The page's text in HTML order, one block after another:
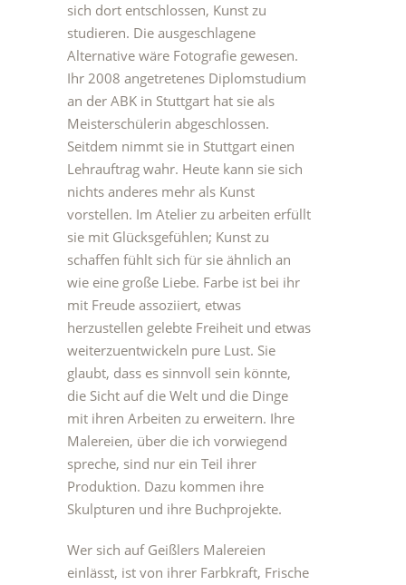
sich dort entschlossen, Kunst zu
studieren. Die ausgeschlagene
Alternative wäre Fotografie gewesen.
Ihr 2008 angetretenes Diplomstudium
an der ABK in Stuttgart hat sie als
Meisterschülerin abgeschlossen.
Seitdem nimmt sie in Stuttgart einen
Lehrauftrag wahr. Heute kann sie sich
nichts anderes mehr als Kunst
vorstellen. Im Atelier zu arbeiten erfüllt
sie mit Glücksgefühlen; Kunst zu
schaffen fühlt sich für sie ähnlich an
wie eine große Liebe. Farbe ist bei ihr
mit Freude assoziiert, etwas
herzustellen gelebte Freiheit und etwas
weiterzuentwickeln pure Lust. Sie
glaubt, dass es sinnvoll sein könnte,
die Sicht auf die Welt und die Dinge
mit ihren Arbeiten zu erweitern. Ihre
Malereien, über die ich vorwiegend
spreche, sind nur ein Teil ihrer
Produktion. Dazu kommen ihre
Skulpturen und ihre Buchprojekte.
Wer sich auf Geißlers Malereien
einlässt, ist von ihrer Farbkraft, Frische